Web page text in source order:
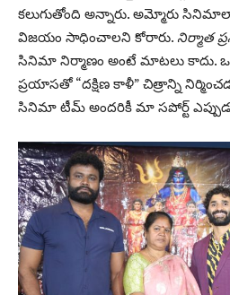
కలుగుతోంది అన్నారు. అమ్మోరు
విజయం సాధించాలని కోరారు. నిర్మాత
సినిమా నిర్మాణం అంటే మాటలు కాదు.
ప్రయాసతో “దక్షిణ కాళీ” చిత్రాన్ని
సినిమా టీమ్ అందరికీ మా సపోర్ట్